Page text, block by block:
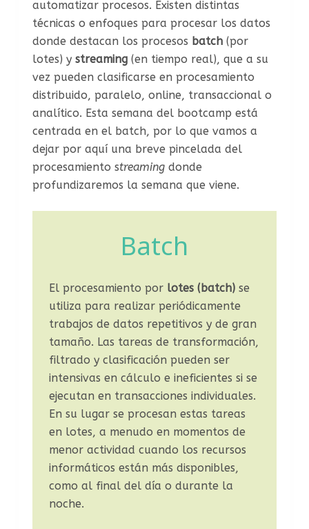
automatizar procesos. Existen distintas
técnicas o enfoques para procesar los datos
donde destacan los procesos batch (por
lotes) y streaming (en tiempo real), que a su
vez pueden clasificarse en procesamiento
distribuido, paralelo, online, transaccional o
analítico. Esta semana del bootcamp está
centrada en el batch, por lo que vamos a
dejar por aquí una breve pincelada del
procesamiento streaming donde
profundizaremos la semana que viene.
Batch
El procesamiento porlotes (batch)se
utiliza para realizar periódicamente
trabajos de datos repetitivos y de gran
tamaño. Las tareas de transformación,
filtrado y clasificación pueden ser
intensivas en cálculo e ineficientes si se
ejecutan en transacciones individuales.
En su lugar se procesan estas tareas
en lotes, a menudo en momentos de
menor actividad cuando los recursos
informáticos están más disponibles,
como al final del día o durante la
noche.